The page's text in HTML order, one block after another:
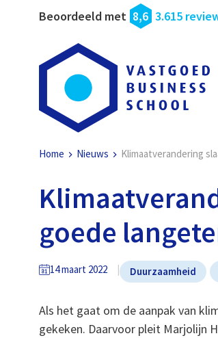
Beoordeeld met 8,6 3.615
Home Nieuws Klimaatverandering
goede
14 maart 2022 Duurzaamheid
Als het gaat om de aanpak van
gekeken. Daarvoor pleit Marjolijn